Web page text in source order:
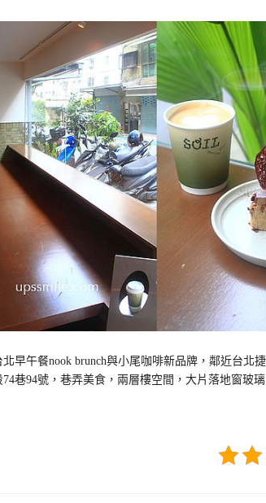
早午餐nook brunch與小尾咖啡新品牌，鄰近台北
巷94號，巷弄美食，兩層樓空間，大片落地窗玻